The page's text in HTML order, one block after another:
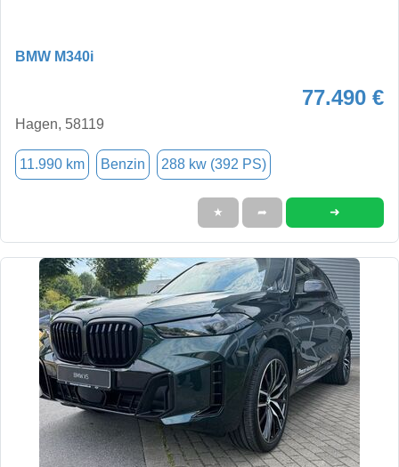
BMW M340i
77.490 €
Hagen, 58119
11.990 km Benzin 288 kw (392 PS)
★ ➦ ➜